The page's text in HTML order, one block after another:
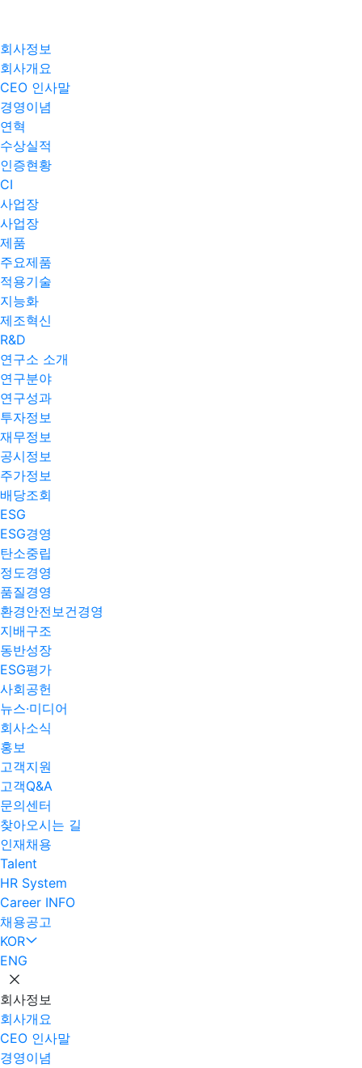
회사정보
회사개요
CEO 인사말
경영이념
연혁
수상실적
인증현황
CI
사업장
사업장
제품
주요제품​
적용기술
지능화
제조혁신
R&D
연구소 소개
연구분야
연구성과
투자정보
재무정보
공시정보
주가정보
배당조회
ESG
ESG경영
탄소중립
정도경영
품질경영
환경안전보건경영
지배구조
동반성장
ESG평가
사회공헌
뉴스·미디어
회사소식
홍보
고객지원
고객Q&A
문의센터
찾아오시는 길
인재채용
Talent
HR System
Career INFO
채용공고
KOR
ENG
회사정보
회사개요
CEO 인사말
경영이념